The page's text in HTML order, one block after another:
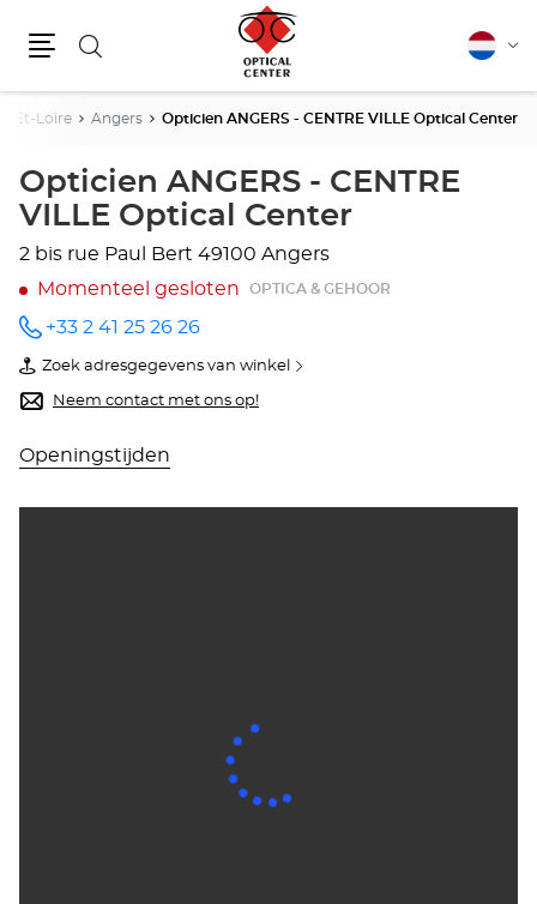
Zoeken
Et-Loire Angers Opticien ANGERS - CENTRE VILLE Optical Center
Opticien ANGERS - CENTRE
VILLE Optical Center
2 bis rue Paul Bert 49100 Angers
Momenteel gesloten
OPTICA & GEHOOR
telefoonnummer
+33 2 41 25 26 26
Zoek adresgegevens van winkel
van
Opticien
ANGERS
CENTRE
VILLE
Center
Neem contact met ons op!
Openingstijden